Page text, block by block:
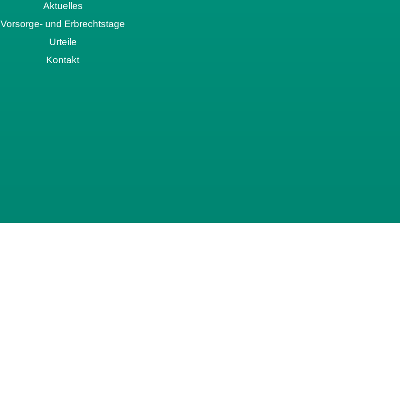
Aktuelles
Vorsorge- und Erbrechtstage
Urteile
Kontakt